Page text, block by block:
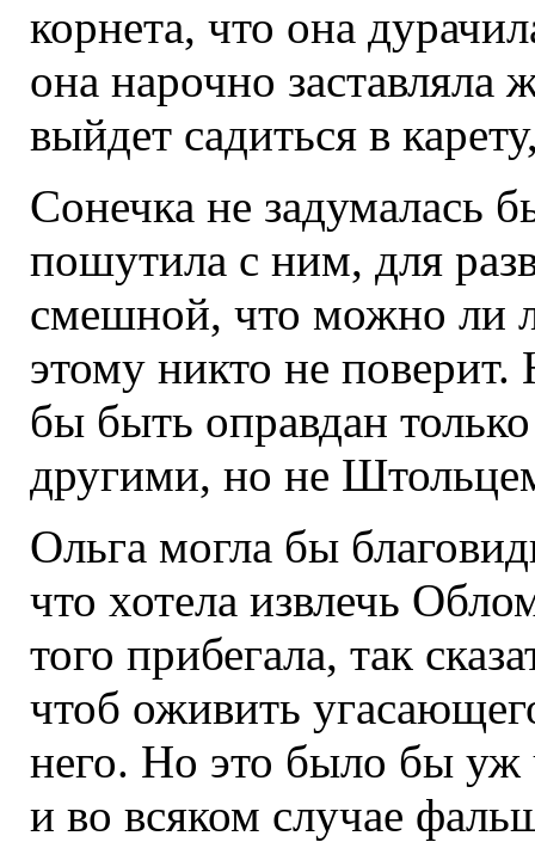
корнета, что она
она нарочно заставляла
выйдет садиться в
Сонечка не задумалась
пошутила с ним, для
смешной, что можно ли
этому никто не
бы быть оправдан
другими, но не
Ольга могла бы
что хотела извлечь
того прибегала, так
чтоб оживить
него. Но это было бы уж
и во всяком случае